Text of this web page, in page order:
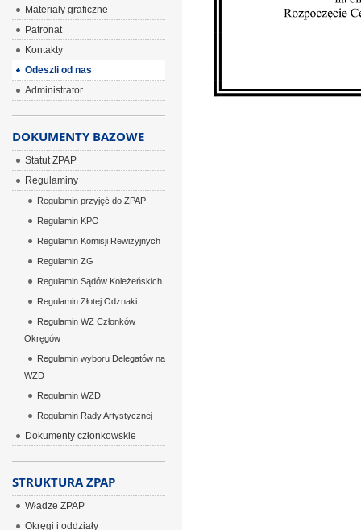
Materiały graficzne
Patronat
Kontakty
Odeszli od nas
Administrator
DOKUMENTY BAZOWE
Statut ZPAP
Regulaminy
Regulamin przyjęć do ZPAP
Regulamin KPO
Regulamin Komisji Rewizyjnych
Regulamin ZG
Regulamin Sądów Koleżeńskich
Regulamin Złotej Odznaki
Regulamin WZ Członków
Okręgów
Regulamin wyboru Delegatów na
WZD
Regulamin WZD
Regulamin Rady Artystycznej
Dokumenty członkowskie
STRUKTURA ZPAP
Władze ZPAP
Okręgi i oddziały